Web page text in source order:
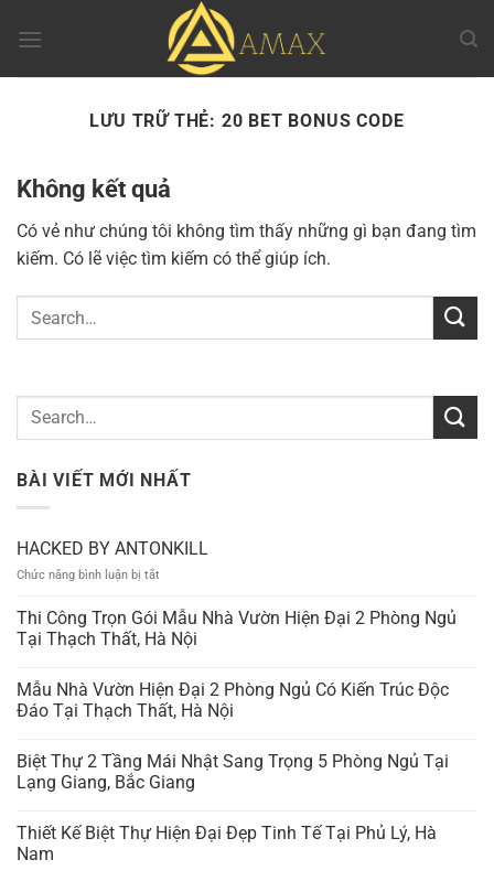
đến
LƯU TRỮ THẺ: 20 BET BONUS CODE
Không kết quả
Có vẻ như chúng tôi không tìm thấy những gì bạn đang tìm
kiếm. Có lẽ việc tìm kiếm có thể giúp ích.
BÀI VIẾT MỚI NHẤT
HACKED BY ANTONKILL
Chức năng bình luận bị tắt
BY
ANTONKILL
Thi Công Trọn Gói Mẫu Nhà Vườn Hiện Đại 2 Phòng Ngủ
Tại Thạch Thất, Hà Nội
Mẫu Nhà Vườn Hiện Đại 2 Phòng Ngủ Có Kiến Trúc Độc
Đáo Tại Thạch Thất, Hà Nội
Biệt Thự 2 Tầng Mái Nhật Sang Trọng 5 Phòng Ngủ Tại
Lạng Giang, Bắc Giang
Thiết Kế Biệt Thự Hiện Đại Đẹp Tinh Tế Tại Phủ Lý, Hà
Nam